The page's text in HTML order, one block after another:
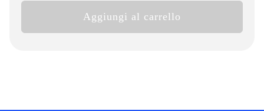
Aggiungi al carrello